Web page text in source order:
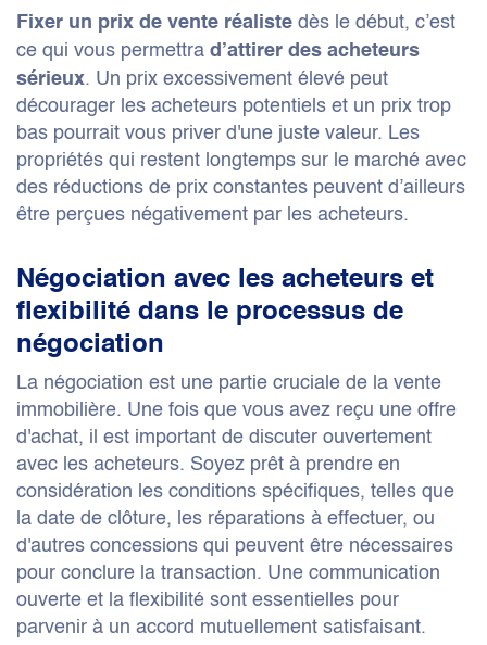
Fixer un prix de vente réaliste dès le début, c’est
ce qui vous permettra d’attirer des acheteurs
sérieux. Un prix excessivement élevé peut
décourager les acheteurs potentiels et un prix trop
bas pourrait vous priver d'une juste valeur. Les
propriétés qui restent longtemps sur le marché avec
des réductions de prix constantes peuvent d’ailleurs
être perçues négativement par les acheteurs.
Négociation avec les acheteurs et
flexibilité dans le processus de
négociation
La négociation est une partie cruciale de la vente
immobilière. Une fois que vous avez reçu une offre
d'achat, il est important de discuter ouvertement
avec les acheteurs. Soyez prêt à prendre en
considération les conditions spécifiques, telles que
la date de clôture, les réparations à effectuer, ou
d'autres concessions qui peuvent être nécessaires
pour conclure la transaction. Une communication
ouverte et la flexibilité sont essentielles pour
parvenir à un accord mutuellement satisfaisant.